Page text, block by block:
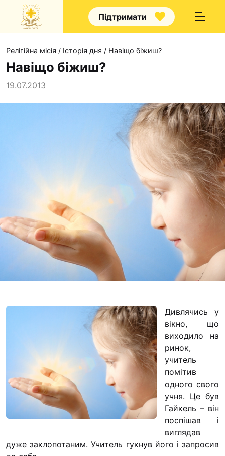
Підтримати
Про нас
Капелани
Волонтерство
Наші напрямки
Наш покровитель
Контакти
Проекти
Футбольна
Кулінарний гурток
Іконописна школа
“Капеланчики”
Одна церква – одна
одна родина
Чемпіонат з міні-
“КОПА”
Як допомогти
Ми помолимося
З рук в руки
Підтримати сім’ю
Юричко
Релігійна місія / Історія дня / Навіщо біжиш?
Навіщо біжиш?
19.07.2013
Дивлячись у
вікно, що
виходило на
ринок,
учитель
помітив
одного свого
учня. Це був
Гайкель – він
поспішав і
виглядав
дуже заклопотаним. Учитель гукнув його і запросив